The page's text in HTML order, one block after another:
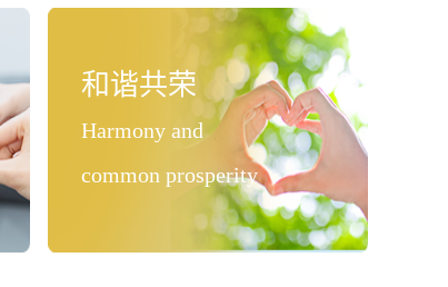
和谐共荣
Harmony and
common prosperity